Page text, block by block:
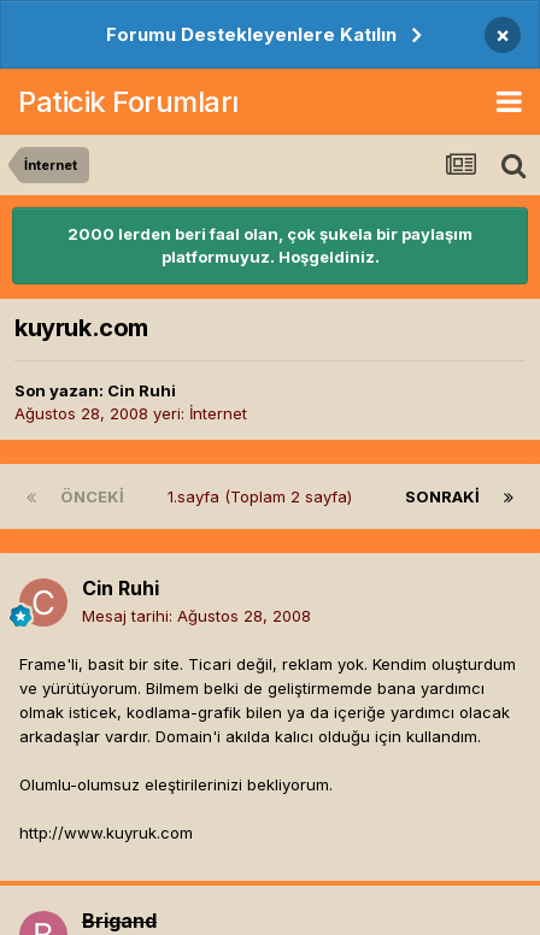
Forumu Destekleyenlere Katılın ×
Paticik Forumları
İnternet
2000 lerden beri faal olan, çok şukela bir paylaşım
platformuyuz. Hoşgeldiniz.
kuyruk.com
Son yazan: Cin Ruhi
Ağustos 28, 2008 yeri: İnternet
ÖNCEKI SONRAKI
1.sayfa (Toplam 2 sayfa)
Cin Ruhi
Mesaj tarihi: Ağustos 28, 2008
Frame'li, basit bir site. Ticari değil, reklam yok. Kendim oluşturdum
ve yürütüyorum. Bilmem belki de geliştirmemde bana yardımcı
olmak isticek, kodlama-grafik bilen ya da içeriğe yardımcı olacak
arkadaşlar vardır. Domain'i akılda kalıcı olduğu için kullandım.
Olumlu-olumsuz eleştirilerinizi bekliyorum.
http://www.kuyruk.com
Brigand